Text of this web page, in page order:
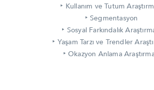
‣ Kullanım ve Tutum
‣ Segmentasyon
‣ Sosyal Farkındalık
‣ Yaşam Tarzı ve Trendler
‣ Okazyon Anlama